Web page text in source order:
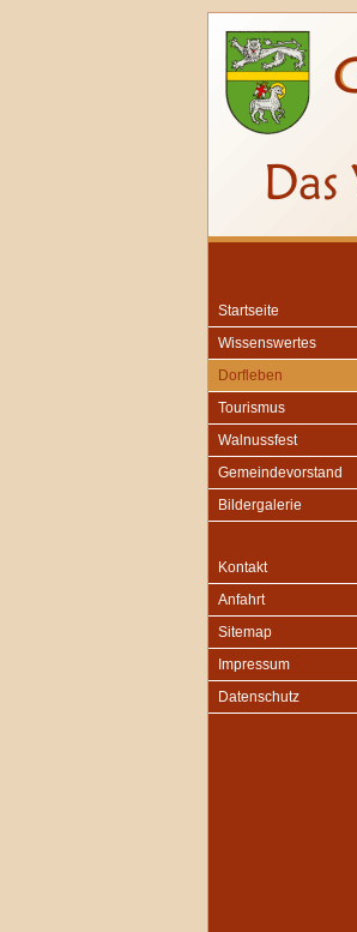
Startseite
Wissenswertes
Dorfleben
Tourismus
Walnussfest
Gemeindevorstand
Bildergalerie
Kontakt
Anfahrt
Sitemap
Impressum
Datenschutz